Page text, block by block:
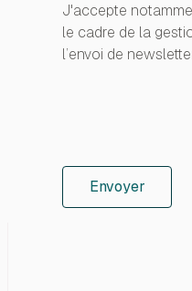
J'accepte
le cadre de la
l’envoi de